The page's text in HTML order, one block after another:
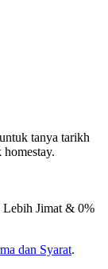
tanya tarikh
Lebih Jimat & 0%
dan Syarat.